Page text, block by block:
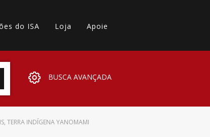
do ISA Loja Apoie
BUSCA AVANÇADA
TERRA INDÍGENA YANOMAMI